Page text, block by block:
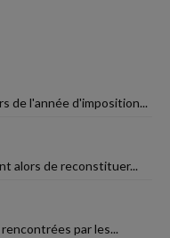
de l'année d'imposition...
alors de reconstituer...
par les...